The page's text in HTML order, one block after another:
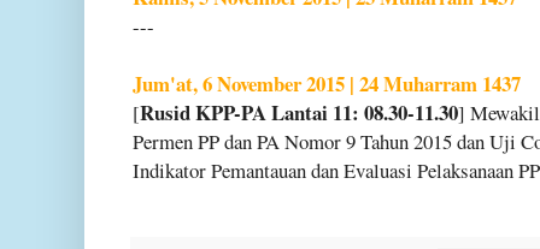
---
Jum'at, 6 November 2015 | 24 Muharram 1437
[Rusid KPP-PA Lantai 11: 08.30-11.30]
Permen PP dan PA Nomor 9 Tahun 2015 dan Uji
Indikator Pemantauan dan Evaluasi Pelaksanaan